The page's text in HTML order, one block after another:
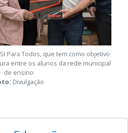
Para Todos, que tem como objetivo
entre os alunos da rede municipal
de ensino
Divulgação